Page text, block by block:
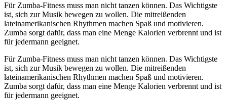
Für Zumba-Fitness muss man nicht tanzen können. Das Wichtigste
ist, sich zur Musik bewegen zu wollen. Die mitreißenden
lateinamerikanischen Rhythmen machen Spaß und motivieren.
Zumba sorgt dafür, dass man eine Menge Kalorien verbrennt und ist
für jedermann geeignet.
Für Zumba-Fitness muss man nicht tanzen können. Das Wichtigste
ist, sich zur Musik bewegen zu wollen. Die mitreißenden
lateinamerikanischen Rhythmen machen Spaß und motivieren.
Zumba sorgt dafür, dass man eine Menge Kalorien verbrennt und ist
für jedermann geeignet.